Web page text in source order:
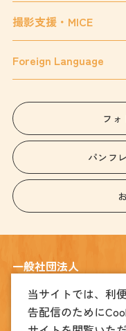
撮影支援・MICE
Foreign Language
フォ
パンフ
一般社団法人
〒320-0026
宇都宮市馬場通り4丁目1番1
当サイトでは、利
告配信のために